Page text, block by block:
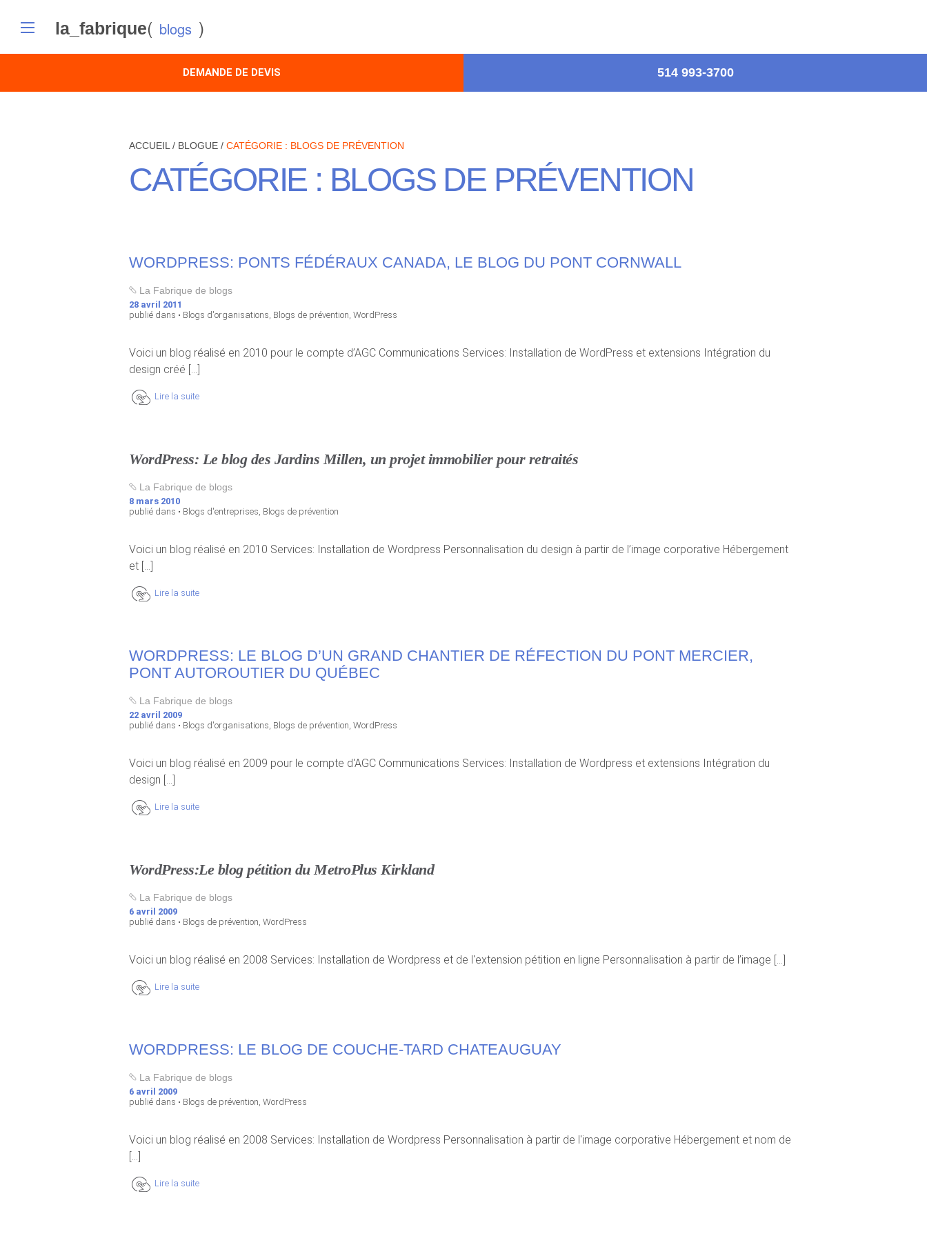
la_fabrique( blogs )
DEMANDE DE DEVIS 514 993-3700
ACCUEIL / BLOGUE / CATÉGORIE : BLOGS DE PRÉVENTION
CATÉGORIE : BLOGS DE PRÉVENTION
WORDPRESS: PONTS FÉDÉRAUX CANADA, LE BLOG DU PONT CORNWALL
La Fabrique de blogs
28 avril 2011
publié dans • Blogs d'organisations, Blogs de prévention, WordPress
Voici un blog réalisé en 2010 pour le compte d’AGC Communications Services: Installation de WordPress et extensions Intégration du
design créé [...]
Lire la suite
WordPress: Le blog des Jardins Millen, un projet immobilier pour retraités
La Fabrique de blogs
8 mars 2010
publié dans • Blogs d'entreprises, Blogs de prévention
Voici un blog réalisé en 2010 Services: Installation de Wordpress Personnalisation du design à partir de l’image corporative Hébergement
et [...]
Lire la suite
WORDPRESS: LE BLOG D’UN GRAND CHANTIER DE RÉFECTION DU PONT MERCIER,
PONT AUTOROUTIER DU QUÉBEC
La Fabrique de blogs
22 avril 2009
publié dans • Blogs d'organisations, Blogs de prévention, WordPress
Voici un blog réalisé en 2009 pour le compte d'AGC Communications Services: Installation de Wordpress et extensions Intégration du
design [...]
Lire la suite
WordPress:Le blog pétition du MetroPlus Kirkland
La Fabrique de blogs
6 avril 2009
publié dans • Blogs de prévention, WordPress
Voici un blog réalisé en 2008 Services: Installation de Wordpress et de l'extension pétition en ligne Personnalisation à partir de l’image [...]
Lire la suite
WORDPRESS: LE BLOG DE COUCHE-TARD CHATEAUGUAY
La Fabrique de blogs
6 avril 2009
publié dans • Blogs de prévention, WordPress
Voici un blog réalisé en 2008 Services: Installation de Wordpress Personnalisation à partir de l'image corporative Hébergement et nom de
[...]
Lire la suite